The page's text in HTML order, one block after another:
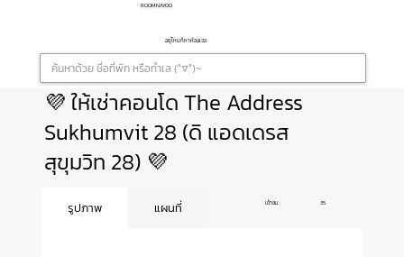
ROOMNAYOO
อยู่ไหนก็หาห้องเจอ
💜 ให้เช่าคอนโด The Address
Sukhumvit 28 (ดิ แอดเดรส
สุขุมวิท 28) 💜
รูปภาพ แผนที่ เข้าชม : 35